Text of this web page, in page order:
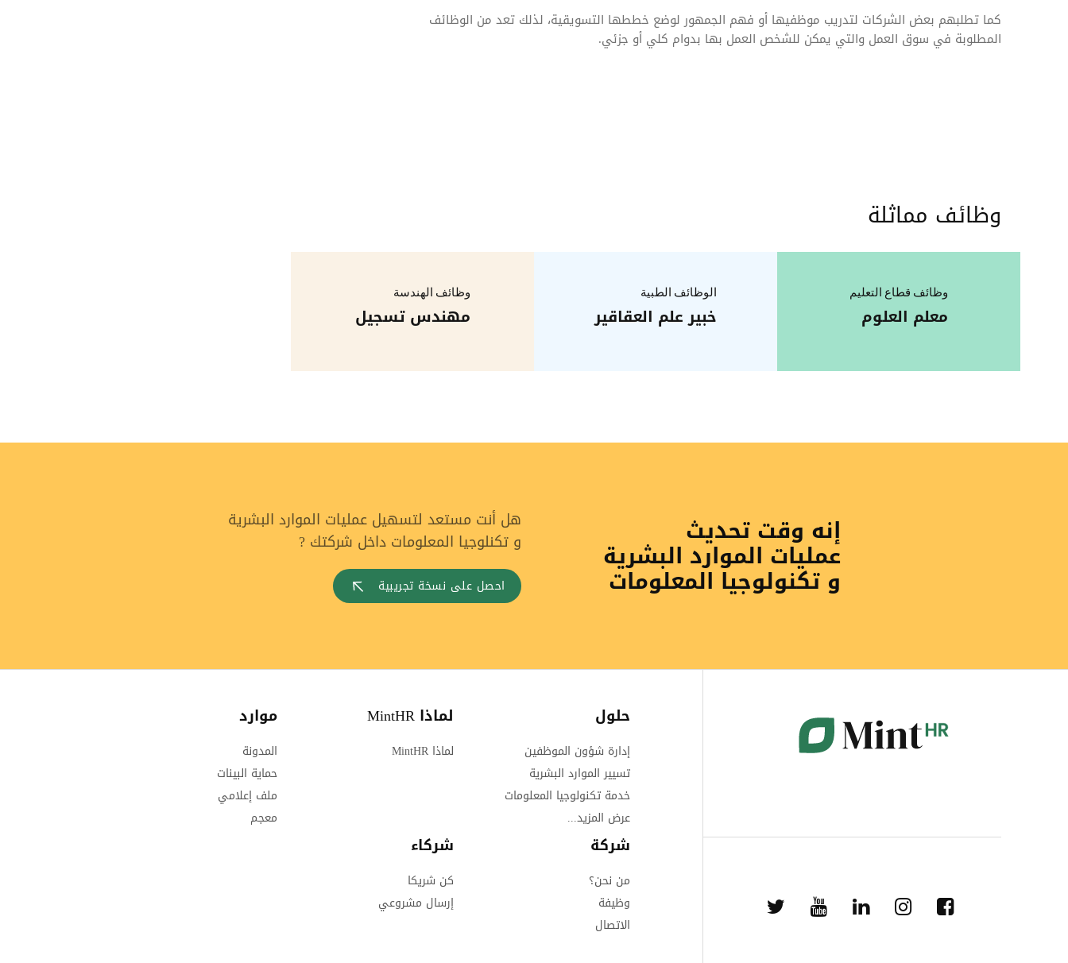
كما تطلبهم بعض الشركات لتدريب موظفيها أو فهم الجمهور لوضع خططها التسويقية، لذلك تعد من الوظائف
المطلوبة في سوق العمل والتي يمكن للشخص العمل بها بدوام كلي أو جزئي.
وظائف مماثلة
وظائف قطاع التعليم
معلم العلوم
الوظائف الطبية
خبير علم العقاقير
وظائف الهندسة
مهندس تسجيل
إنه وقت تحديث
عمليات الموارد البشرية
و تكنولوجيا المعلومات
هل أنت مستعد لتسهيل عمليات الموارد البشرية
و تكنلوجيا المعلومات داخل شركتك ?
احصل على نسخة تجريبية
حلول
إدارة شؤون الموظفين
تسيير الموارد البشرية
خدمة تكنولوجيا المعلومات
عرض المزيد...
لماذا MintHR
لماذا MintHR
موارد
المدونة
حماية البينات
ملف إعلامي
معجم
شركة
من نحن؟
وظيفة
الاتصال
شركاء
كن شريكا
إرسال مشروعي